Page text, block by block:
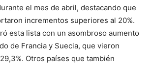
el mes de abril, destacando que
incrementos superiores al 20%.
esta lista con un asombroso aumento
de Francia y Suecia, que vieron
Otros países que también